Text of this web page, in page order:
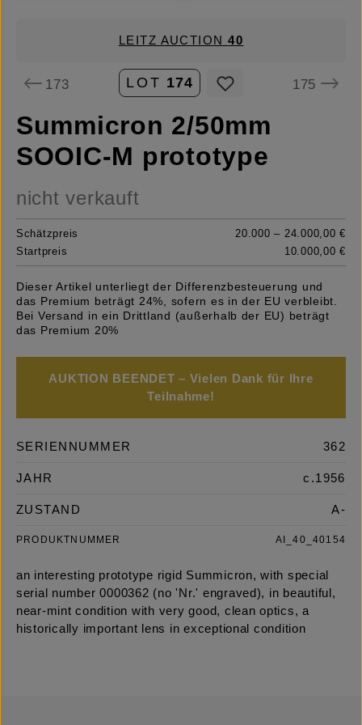
LEITZ AUCTION40
173 LOT 174 175
Summicron 2/50mm
SOOIC-M prototype
nicht verkauft
Schätzpreis
20.000 – 24.000,00 €
Startpreis
10.000,00 €
Dieser Artikel unterliegt der Differenzbesteuerung und
das Premium beträgt 24%, sofern es in der EU verbleibt.
Bei Versand in ein Drittland (außerhalb der EU) beträgt
das Premium 20%
AUKTION BEENDET – Vielen Dank für Ihre
Teilnahme!
SERIENNUMMER 362
JAHR c.1956
ZUSTAND A-
PRODUKTNUMMER AI_40_40154
an interesting prototype rigid Summicron, with special
serial number 0000362 (no 'Nr.' engraved), in beautiful,
near-mint condition with very good, clean optics, a
historically important lens in exceptional condition